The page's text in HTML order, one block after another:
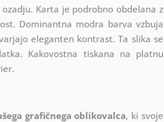
Karta je podrobno obdelana z
Dominantna modra barva vzbuja
eleganten kontrast. Ta slika se
Kakovostna tiskana na platnu
grafičnega oblikovalca, ki svoje